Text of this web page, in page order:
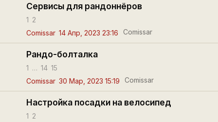
Сервисы для рандоннёров
1 2
Comissar 14 Апр, 2023 23:16 Comissar
Рандо-болталка
1 14 15
Comissar 30 Мар, 2023 15:19 Comissar
Настройка посадки на велосипед
1 2